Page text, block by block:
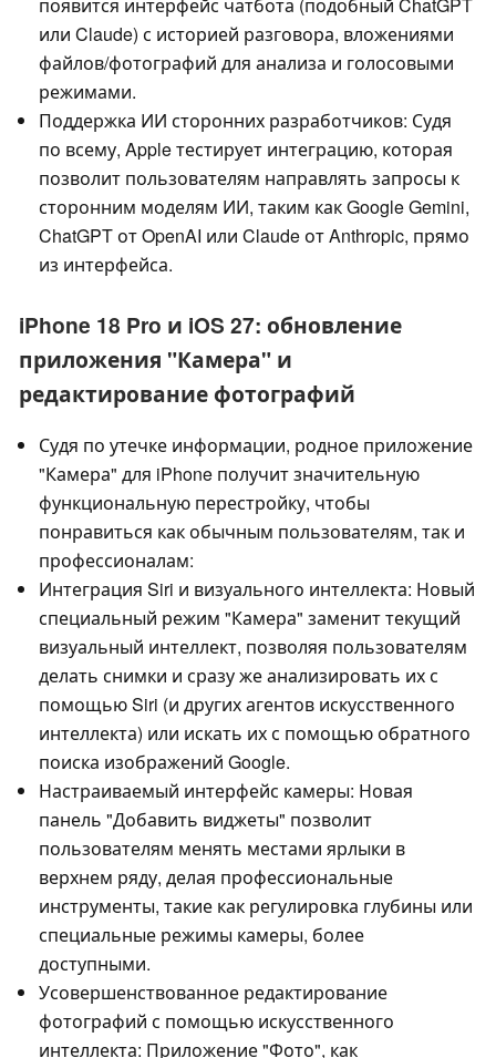
или Claude) с историей разговора, вложениями
файлов/фотографий для анализа и голосовыми
режимами.
Поддержка ИИ сторонних разработчиков: Судя
по всему, Apple тестирует интеграцию, которая
позволит пользователям направлять запросы к
сторонним моделям ИИ, таким как Google Gemini,
ChatGPT от OpenAI или Claude от Anthropic, прямо
из интерфейса.
iPhone 18 Pro и iOS 27: обновление
приложения "Камера" и
редактирование фотографий
Судя по утечке информации, родное приложение
"Камера" для iPhone получит значительную
функциональную перестройку, чтобы
понравиться как обычным пользователям, так и
профессионалам:
Интеграция Siri и визуального интеллекта: Новый
специальный режим "Камера" заменит текущий
визуальный интеллект, позволяя пользователям
делать снимки и сразу же анализировать их с
помощью Siri (и других агентов искусственного
интеллекта) или искать их с помощью обратного
поиска изображений Google.
Настраиваемый интерфейс камеры: Новая
панель "Добавить виджеты" позволит
пользователям менять местами ярлыки в
верхнем ряду, делая профессиональные
инструменты, такие как регулировка глубины или
специальные режимы камеры, более
доступными.
Усовершенствованное редактирование
фотографий с помощью искусственного
интеллекта: Приложение "Фото", как